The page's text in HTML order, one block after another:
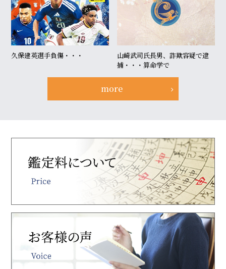
久保建英選手負傷・・・
山崎武司氏長男、詐欺容疑で逮
捕・・・算命学で
more